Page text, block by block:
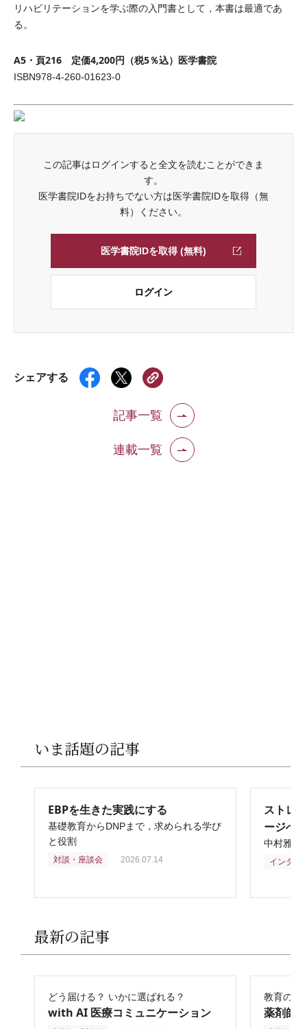
リハビリテーションを学ぶ際の入門書として，本書は最適であ
る。
A5・頁216 定価4,200円（税5％込）医学書院
ISBN978-4-260-01623-0
この記事はログインすると全文を読むことができま
す。
医学書院IDをお持ちでない方は医学書院IDを取得（無
料）ください。
医学書院IDを取得 (無料)
ログイン
シェアする
記事一覧
連載一覧
いま話題の記事
EBPを生きた実践にする
基礎教育からDNPまで，求められる学び
と役割
対談・座談会 2026.07.14
ストレ
ージへ
中村雅俊
インタビ
最新の記事
どう届ける？ いかに選ばれる？
with AI 医療コミュニケーション
教育の再
薬剤師